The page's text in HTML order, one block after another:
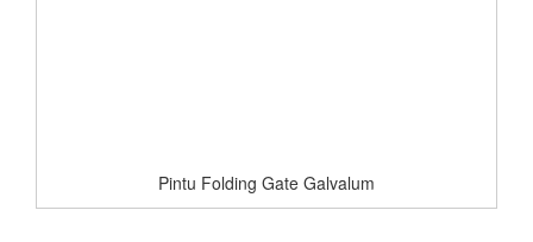
Pintu Folding Gate Galvalum